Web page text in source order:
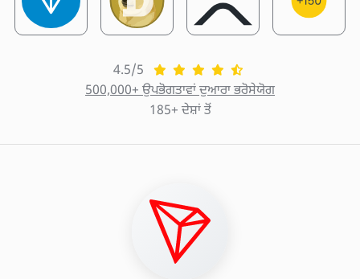
4.5/5
500,000+ ਉਪਭੋਗਤਾਵਾਂ ਦੁਆਰਾ ਭਰੋਸੇਯੋਗ
185+ ਦੇਸ਼ਾਂ ਤੋਂ